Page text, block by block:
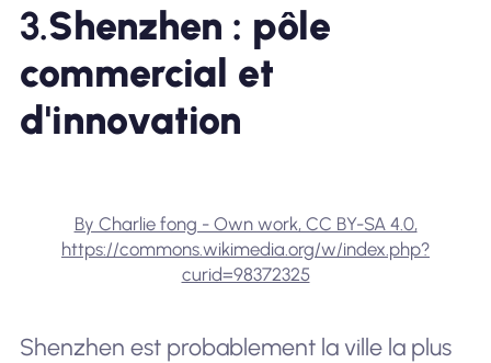
3.Shenzhen : pôle
commercial et
d'innovation
By Charlie fong - Own work, CC BY-SA 4.0,
https://commons.wikimedia.org/w/index.php?
curid=98372325
Shenzhen est probablement la ville la plus